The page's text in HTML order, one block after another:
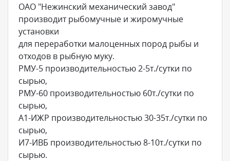
ОАО "Нежинский механический завод"
производит рыбомучные и жиромучные
установки
для переработки малоценных пород рыбы и
отходов в рыбную муку.
РМУ-5 производительностью 2-5т./сутки по
сырью,
РМУ-60 производительностью 60т./сутки по
сырью,
А1-ИЖР производительностью 30-35т./сутки по
сырью,
И7-ИВБ производительностью 8-10т./сутки по
сырью.